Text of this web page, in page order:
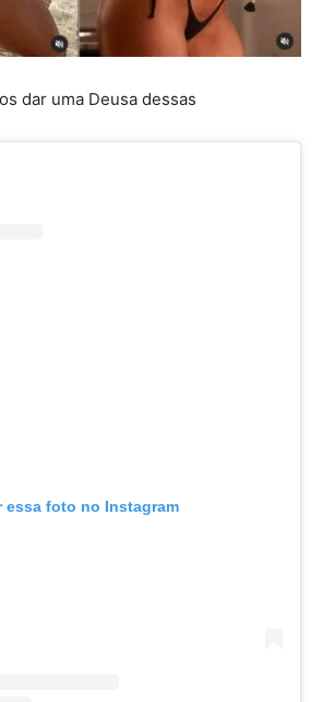
dar uma Deusa dessas
essa foto no Instagram